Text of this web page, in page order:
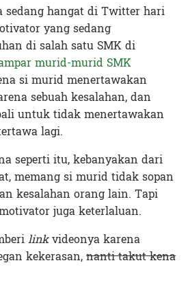
sedang hangat di Twitter hari
yang sedang
di salah satu SMK di
murid-murid SMK
si murid menertawakan
sebuah kesalahan, dan
untuk tidak menertawakan
lagi.
seperti itu, kebanyakan dari
memang si murid tidak sopan
kesalahan orang lain. Tapi
juga keterlaluan.
linkvideonya karena
kekerasan,nanti takut kena